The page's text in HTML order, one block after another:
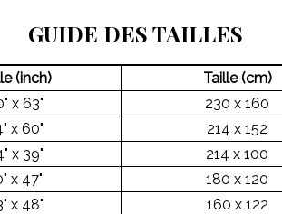
GUIDE DES TAILLES
(inch)
Taille (cm)
x 63"
230 x 160
x 60"
214 x 152
x 39"
214 x 100
x 47"
180 x 120
x 48"
160 x 122